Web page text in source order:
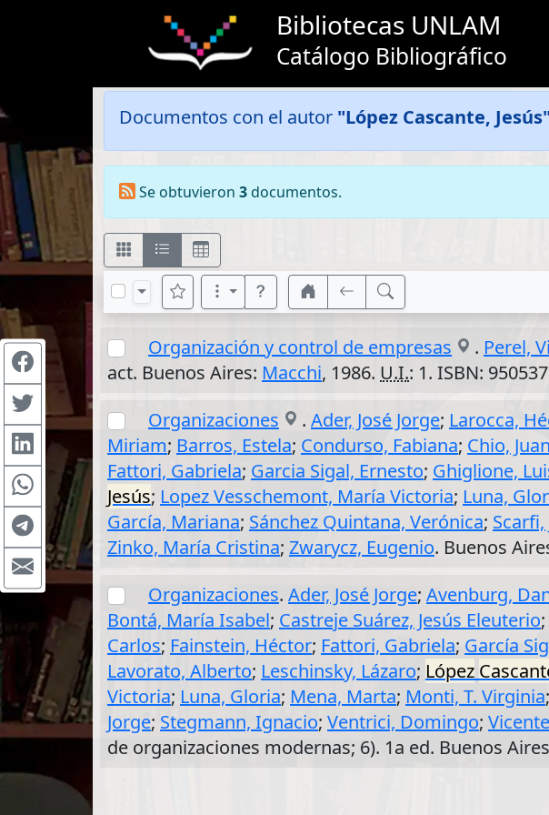
Bibliotecas UNLAM
Catálogo Bibliográfico
Documentos con el autor "López Cascante, Jesús"
Se obtuvieron 3documentos.
Organización y control de empresas . Perel,
act. Buenos Aires: Macchi, 1986. U.I.: 1. ISBN:
Organizaciones
. Ader, José Jorge; Larocca,
Miriam; Barros, Estela; Condurso, Fabiana; Chio,
Fattori, Gabriela; Garcia Sigal, Ernesto; Ghiglione,
Jesús; Lopez Vesschemont, María Victoria; Luna,
García, Mariana; Sánchez Quintana, Verónica; Scarfi,
Zinko, María Cristina; Zwarycz, Eugenio. Buenos
Organizaciones. Ader, José Jorge; Avenburg,
Bontá, María Isabel; Castreje Suárez, Jesús Eleuterio;
Carlos; Fainstein, Héctor; Fattori, Gabriela; García
Lavorato, Alberto; Leschinsky, Lázaro; López
Victoria; Luna, Gloria; Mena, Marta; Monti, T. Virginia;
Jorge; Stegmann, Ignacio; Ventrici, Domingo;
de organizaciones modernas; 6). 1a ed. Buenos